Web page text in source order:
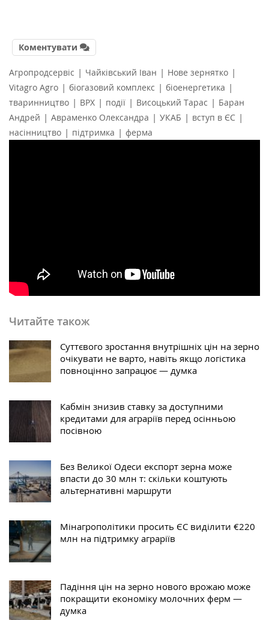
Коментувати
Агропродсервіс | Чайківський Іван | Нове зернятко |
Vitagro Agro | біогазовий комплекс | біоенергетика |
тваринництво | ВРХ | події | Висоцький Тарас | Баран
Андрей | Авраменко Олександра | УКАБ | вступ в ЄС |
насінництво | підтримка | ферма
Читайте також
Суттєвого зростання внутрішніх цін на зерно
очікувати не варто, навіть якщо логістика
повноцінно запрацює — думка
Кабмін знизив ставку за доступними
кредитами для аграріїв перед осінньою
посівною
Без Великої Одеси експорт зерна може
впасти до 30 млн т: скільки коштують
альтернативні маршрути
Мінагрополітики просить ЄС виділити €220
млн на підтримку аграріїв
Падіння цін на зерно нового врожаю може
покращити економіку молочних ферм —
думка